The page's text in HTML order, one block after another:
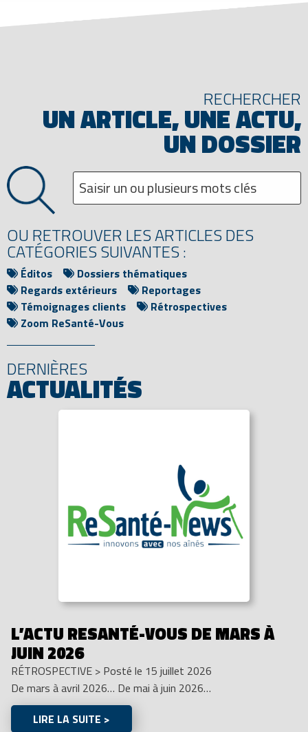
RECHERCHER
UN ARTICLE, UNE ACTU,
UN DOSSIER
OU RETROUVER LES ARTICLES DES
CATÉGORIES SUIVANTES :
Éditos
Dossiers thématiques
Regards extérieurs
Reportages
Témoignages clients
Rétrospectives
Zoom ReSanté-Vous
DERNIÈRES
ACTUALITÉS
L’ACTU RESANTÉ-VOUS DE MARS À
JUIN 2026
RÉTROSPECTIVE > Posté le 15 juillet 2026
De mars à avril 2026… De mai à juin 2026…
LIRE LA SUITE >